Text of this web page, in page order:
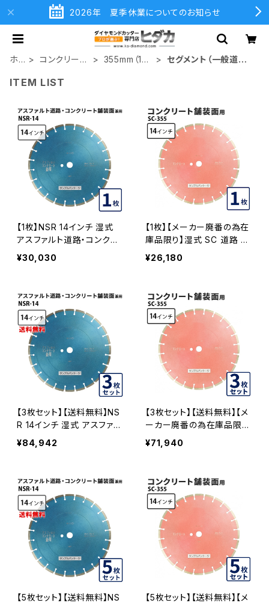
2026年 夏季休業についてのお知らせ
ホ
ム
コンクリート
355mm（14
セグメント（一般道路
ITEM LIST
【1枚】NSR 14インチ 湿式
アスファルト道路・コンクリ
ート舗装面兼用 一般道路
カッター専用 nsr-14 ダイヤ
¥30,030
【1枚】【メーカー廃番の為在
庫品限り】湿式 SC 道路 コ
ンクリート用 14インチ 一般
道路カッター専用 コンクリ
ンドブレード sc-355 SC-3
55
¥26,180
【3枚セット】【送料無料】NS
R 14インチ 湿式 アスファル
ト道路・コンクリート舗装面
兼用 一般道路カッター専用
-14-03
¥84,942
【3枚セット】【送料無料】【メ
ーカー廃番の為在庫品限
り】湿式 SC 道路 コンクリ
ート用 14インチ 一般道路
舗装面用 sc-355 SC-355
-03
¥71,940
【5枚セット】【送料無料】NS
【5枚セット】【送料無料】【メ